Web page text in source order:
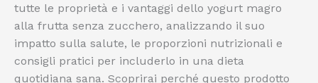
tutte le proprietà e i vantaggi dello yogurt magro
alla frutta senza zucchero, analizzando il suo
impatto sulla salute, le proporzioni nutrizionali e
consigli pratici per includerlo in una dieta
quotidiana sana. Scoprirai perché questo prodotto